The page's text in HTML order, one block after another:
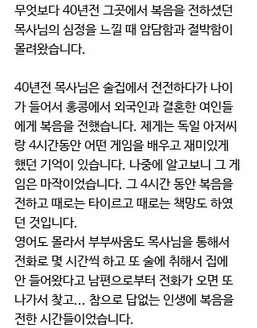
무엇보다 40년전 그곳에서 복음을 전하셨던
목사님의 심정을 느낄 때 암담함과 절박함이
몰려왔습니다.
40년전 목사님은 술집에서 전전하다가 나이
가 들어서 홍콩에서 외국인과 결혼한 여인들
에게 복음을 전했습니다. 제게는 독일 아저씨
랑 4시간동안 어떤 게임을 배우고 재미있게
했던 기억이 있습니다. 나중에 알고보니 그 게
임은 마작이었습니다. 그 4시간 동안 복음을
전하고 때로는 타이르고 때로는 책망도 하였
던 것입니다.
영어도 몰라서 부부싸움도 목사님을 통해서
전화로 몇 시간씩 하고 또 술에 취해서 집에
안 들어왔다고 남편으로부터 전화가 오면 또
나가서 찾고... 참으로 답없는 인생에 복음을
전한 시간들이었습니다.